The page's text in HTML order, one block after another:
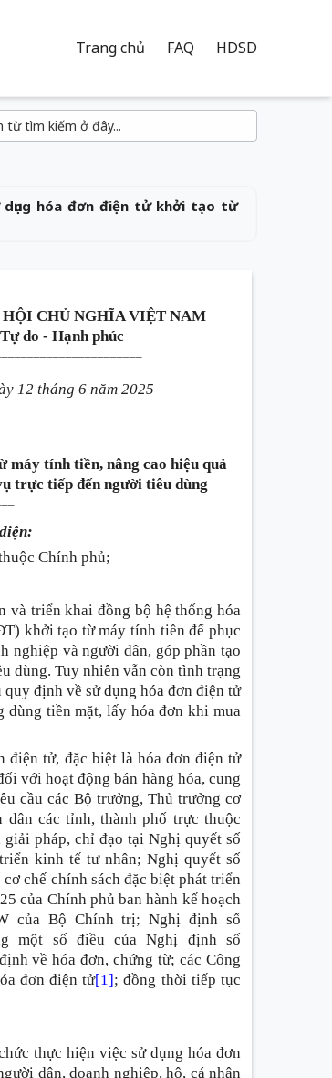
Trang chủ FAQ HDSD
dụng hóa đơn điện tử khởi tạo từ
HỘI CHỦ NGHĨA VIỆT NAM
do - Hạnh phúc
12 tháng 6 năm 2025
máy tính tiền, nâng cao hiệu quả
trực tiếp đến người tiêu dùng
điện:
Chính phủ;
và triển khai đồng bộ hệ thống hóa
khởi tạo từ máy tính tiền để phục
nghiệp và người dân, góp phần tạo
dùng. Tuy nhiên vẫn còn tình trạng
định về sử dụng hóa đơn điện tử
dùng tiền mặt, lấy hóa đơn khi mua
điện tử, đặc biệt là hóa đơn điện tử
với hoạt động bán hàng hóa, cung
cầu các Bộ trưởng, Thủ trưởng cơ
các tỉnh, thành phố trực thuộc
pháp, chỉ đạo tại Nghị quyết số
kinh tế tư nhân; Nghị quyết số
chế chính sách đặc biệt phát triển
của Chính phủ ban hành kế hoạch
của Bộ Chính trị; Nghị định số
một số điều của Nghị định số
về hóa đơn, chứng từ; các Công
đơn điện tử[1]; đồng thời tiếp tục
thực hiện việc sử dụng hóa đơn
dân, doanh nghiệp, hộ, cá nhân